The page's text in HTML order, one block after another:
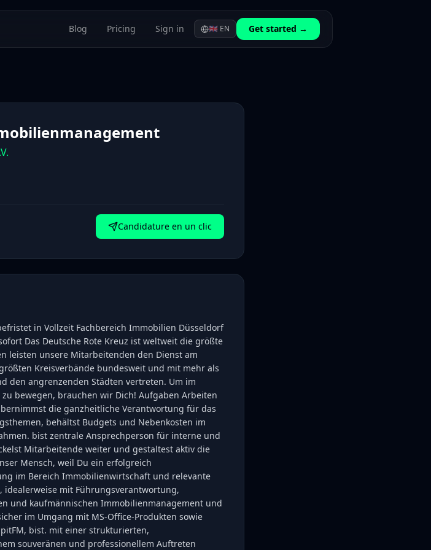
Blog Pricing Sign in 🇬🇧 EN Get started →
Candidature en un clic
in Vollzeit Fachbereich Immobilien Düsseldorf
Das Deutsche Rote Kreuz ist weltweit die größte
leisten unsere Mitarbeitenden den Dienst am
Kreisverbände bundesweit und mit mehr als
den angrenzenden Städten vertreten. Um im
bewegen, brauchen wir Dich! Aufgaben Arbeiten
die ganzheitliche Verantwortung für das
behältst Budgets und Nebenkosten im
bist zentrale Ansprechperson für interne und
Mitarbeitende weiter und gestaltest aktiv die
Mensch, weil Du ein erfolgreich
im Bereich Immobilienwirtschaft und relevante
mit Führungsverantwortung,
und kaufmännischen Immobilienmanagement und
im Umgang mit MS-Office-Produkten sowie
bist. mit einer strukturierten,
souveränen und professionellem Auftreten